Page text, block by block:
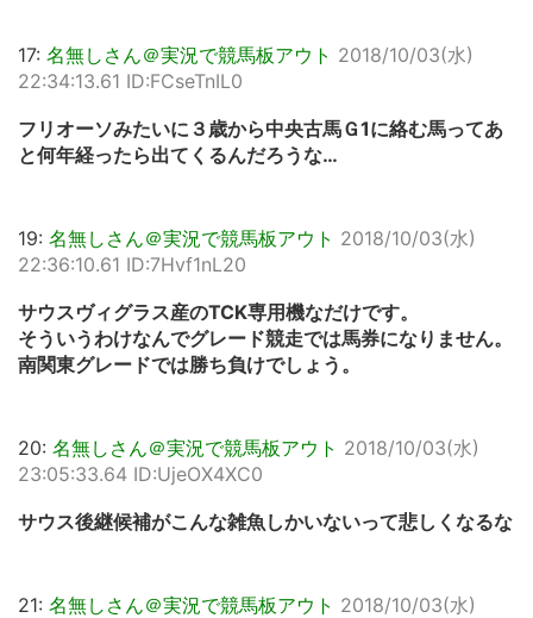
17: 名無しさん＠実況で競馬板アウト 2018/10/03(水)
22:34:13.61 ID:FCseTnIL0
フリオーソみたいに３歳から中央古馬Ｇ1に絡む馬ってあ
と何年経ったら出てくるんだろうな…
19: 名無しさん＠実況で競馬板アウト 2018/10/03(水)
22:36:10.61 ID:7Hvf1nL20
サウスヴィグラス産のTCK専用機なだけです。
そういうわけなんでグレード競走では馬券になりません。
南関東グレードでは勝ち負けでしょう。
20: 名無しさん＠実況で競馬板アウト 2018/10/03(水)
23:05:33.64 ID:UjeOX4XC0
サウス後継候補がこんな雑魚しかいないって悲しくなるな
21: 名無しさん＠実況で競馬板アウト 2018/10/03(水)